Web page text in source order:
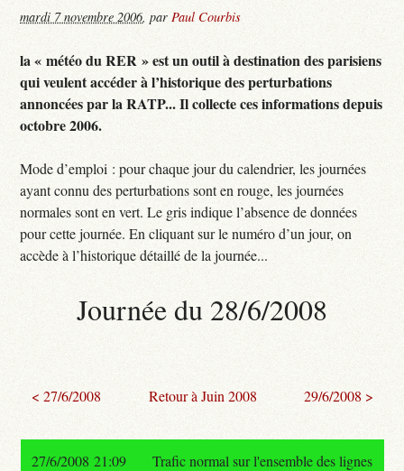
mardi 7 novembre 2006,parPaul Courbis
la « météo du RER » est un outil à destination des parisiens
qui veulent accéder à l’historique des perturbations
annoncées par la RATP... Il collecte ces informations depuis
octobre 2006.
Mode d’emploi : pour chaque jour du calendrier, les journées
ayant connu des perturbations sont en rouge, les journées
normales sont en vert. Le gris indique l’absence de données
pour cette journée. En cliquant sur le numéro d’un jour, on
accède à l’historique détaillé de la journée...
Journée du 28/6/2008
< 27/6/2008 Retour à Juin 2008 29/6/2008 >
27/6/2008 21:09
Trafic normal sur l'ensemble des lignes